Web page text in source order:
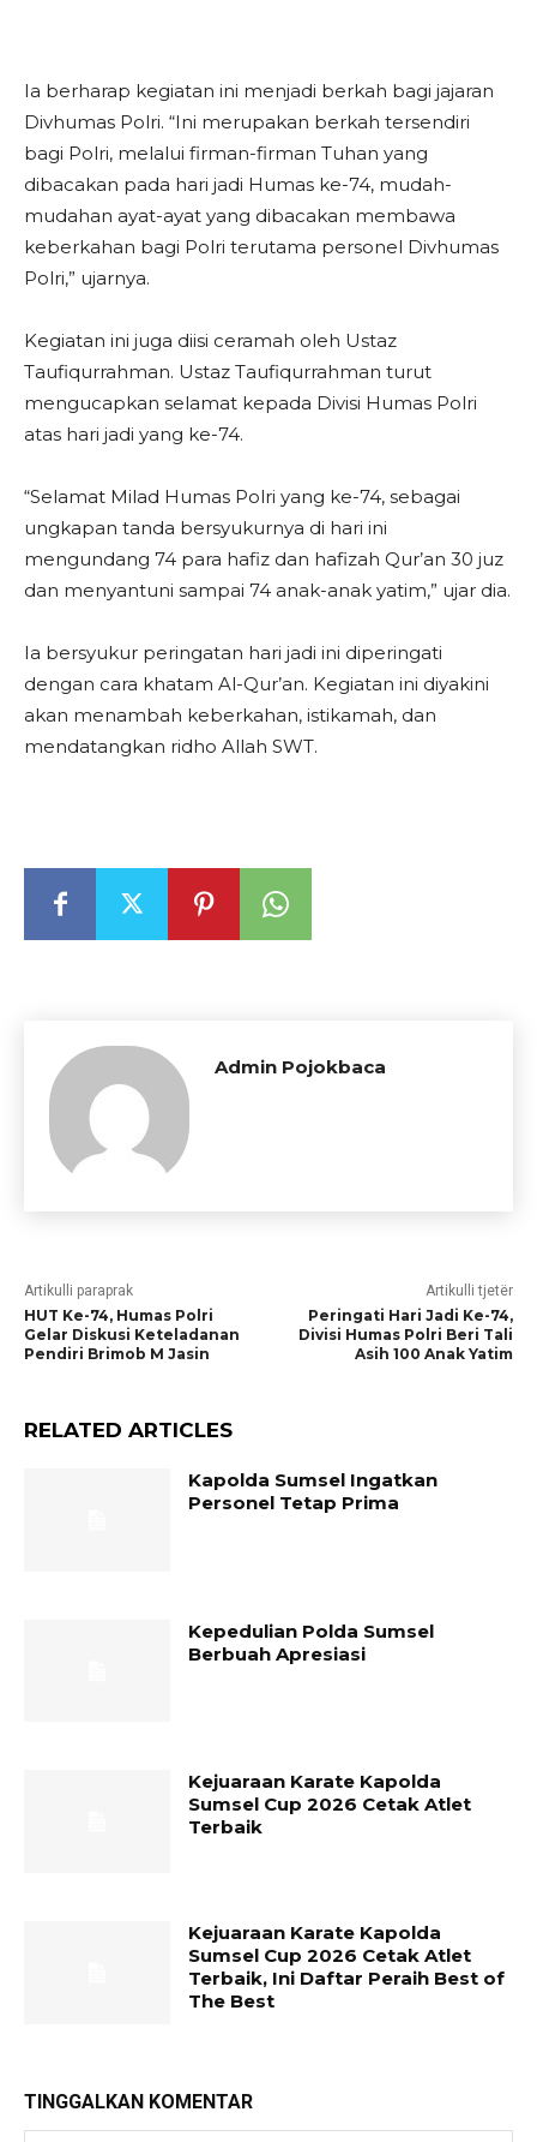
Ia berharap kegiatan ini menjadi berkah bagi jajaran
Divhumas Polri. “Ini merupakan berkah tersendiri
bagi Polri, melalui firman-firman Tuhan yang
dibacakan pada hari jadi Humas ke-74, mudah-
mudahan ayat-ayat yang dibacakan membawa
keberkahan bagi Polri terutama personel Divhumas
Polri,” ujarnya.
Kegiatan ini juga diisi ceramah oleh Ustaz
Taufiqurrahman. Ustaz Taufiqurrahman turut
mengucapkan selamat kepada Divisi Humas Polri
atas hari jadi yang ke-74.
“Selamat Milad Humas Polri yang ke-74, sebagai
ungkapan tanda bersyukurnya di hari ini
mengundang 74 para hafiz dan hafizah Qur’an 30 juz
dan menyantuni sampai 74 anak-anak yatim,” ujar dia.
Ia bersyukur peringatan hari jadi ini diperingati
dengan cara khatam Al-Qur’an. Kegiatan ini diyakini
akan menambah keberkahan, istikamah, dan
mendatangkan ridho Allah SWT.
Admin Pojokbaca
Artikulli paraprak
HUT Ke-74, Humas Polri
Gelar Diskusi Keteladanan
Pendiri Brimob M Jasin
Artikulli tjetër
Peringati Hari Jadi Ke-74,
Divisi Humas Polri Beri Tali
Asih 100 Anak Yatim
RELATED ARTICLES
Kapolda Sumsel Ingatkan
Personel Tetap Prima
Kepedulian Polda Sumsel
Berbuah Apresiasi
Kejuaraan Karate Kapolda
Sumsel Cup 2026 Cetak Atlet
Terbaik
Kejuaraan Karate Kapolda
Sumsel Cup 2026 Cetak Atlet
Terbaik, Ini Daftar Peraih Best of
The Best
TINGGALKAN KOMENTAR